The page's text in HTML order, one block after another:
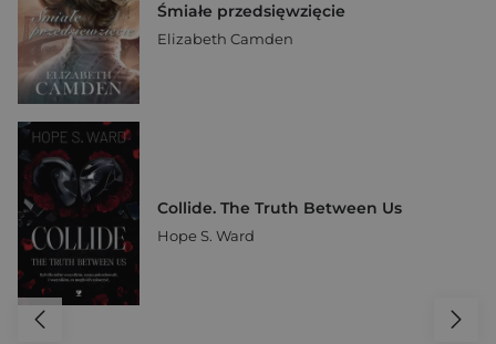
Śmiałe przedsięwzięcie
Elizabeth Camden
Collide. The Truth Between Us
Hope S. Ward